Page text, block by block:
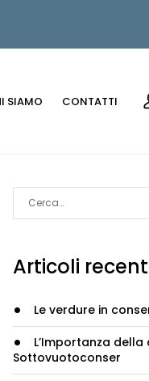
SIAMO CONTATTI
Articoli
Le verdure in
L’Importanza
Sottovuotoconser